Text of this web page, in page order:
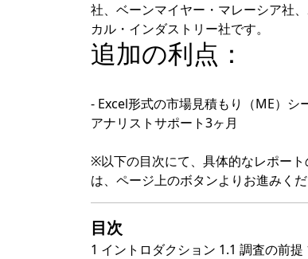
社、ベーンマイヤー・マレーシア社
カル・インダストリー社です。
追加の利点：
- Excel形式の市場見積もり（ME）シ
アナリストサポート3ヶ月
※以下の目次にて、具体的なレポー
は、ページ上のボタンよりお進みくだ
目次
1 イントロダクション 1.1 調査の前